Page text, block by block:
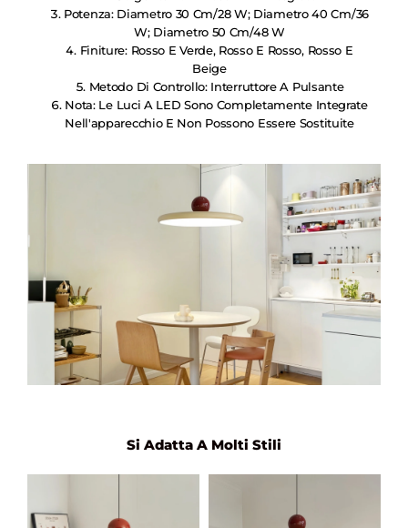
Potenza: Diametro 30 Cm/28 W; Diametro 40 Cm/36
W; Diametro 50 Cm/48 W
Finiture: Rosso E Verde, Rosso E Rosso, Rosso E
Beige
Metodo Di Controllo: Interruttore A Pulsante
Nota: Le Luci A LED Sono Completamente Integrate
Nell'apparecchio E Non Possono Essere Sostituite
Si Adatta A Molti Stili